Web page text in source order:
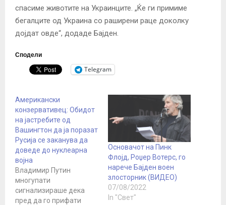
спасиме животите на Украинците. „Ќе ги примиме
бегалците од Украина со раширени раце доколку
дојдат овде“, додаде Бајден.
Сподели
Telegram
Американски
конзервативец: Обидот
на јастребите од
Вашингтон да ја поразат
Русија се заканува да
доведе до нуклеарна
војна
Владимир Путин
многупати
сигнализираше дека
пред да го прифати
Основачот на Пинк
Флојд, Роџер Вотерс, го ​​
нарече Бајден воен
злосторник (ВИДЕО)
07/08/2022
In "Свет"